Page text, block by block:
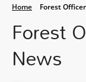
Home Forest
Forest
News